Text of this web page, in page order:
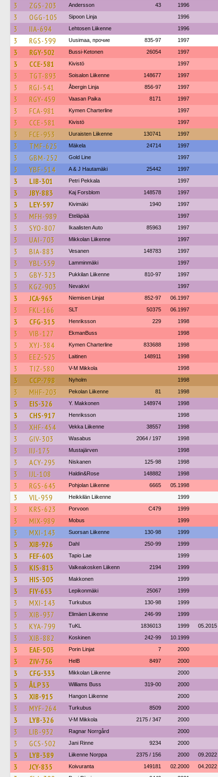
3 ZGS-203 Andersson 43 1996
3 OGG-105 Sipoon Linja 1996
3 IIA-694 Lehtosen Liikenne 1996
3 RGS-599 Uusimaa, прочие 835-97 1997
3 RGY-502 Bussi-Ketonen 26054 1997
3 CCE-581 Kivistö 1997
3 TGT-893 Soisalon Liikenne 148677 1997
3 RGJ-541 Åbergin Linja 856-97 1997
3 RGY-459 Vaasan Paika 8171 1997
3 FCA-981 Kymen Charterline 1997
3 CCE-581 Kivistö 1997
3 FCE-953 Uuraisten Liikenne 130741 1997
3 TMF-625 Mäkela 24714 1997
3 GBM-252 Gold Line 1997
3 YBF-514 A & J Hautamäki 25442 1997
3 LIB-301 Petri Pekkala 1997
3 JBY-883 Kaj Forsblom 148578 1997
3 LEY-597 Kivimäki 1940 1997
3 MFH-989 Eteläpää 1997
3 SYO-807 Ikaalisten Auto 85963 1997
3 UAI-703 Mikkolan Liikenne 1997
3 BIA-883 Vesanen 148783 1997
3 YBL-559 Lamminmäki 1997
3 GBY-323 Pukkilan Liikenne 810-97 1997
3 KGZ-903 Nevakivi 1997
3 JCA-965 Niemisen Linjat 852-97 06.1997
3 FKL-166 SLT 50375 06.1997
3 CFG-315 Henriksson 229 1998
3 VIB-127 EkmanBuss 1998
3 XYJ-384 Kymen Charterline 833688 1998
3 EEZ-525 Laitinen 148911 1998
3 TIZ-580 V-M Mikkola 1998
3 CCP-798 Nyholm 1998
3 MHF-203 Pekolan Liikenne 81 1998
3 EIS-326 Y. Makkonen 148974 1998
3 CHS-917 Henriksson 1998
3 XHF-454 Vekka Liikenne 38557 1998
3 GIV-303 Wasabus 2064 / 197 1998
3 IIJ-175 Mustajärven 1998
3 ACY-295 Niskanen 125-98 1998
3 IJL-108 Haldin&Rose 148882 1998
3 RGS-645 Pohjolan Liikenne 6665 05.1998
3 VIL-959 Heikkilän Liikenne 1999
3 KRS-623 Porvoon C479 1999
3 MIX-989 Mobus 1999
3 MXI-143 Suorsan Liikenne 130-98 1999
3 XIB-926 Dahl 250-99 1999
3 FEF-603 Tapio Lae 1999
3 KIS-813 Valkeakosken Liikenn 2194 1999
3 HIS-305 Makkonen 1999
3 FIY-653 Lepikonmäki 25067 1999
3 MXI-143 Turkubus 130-98 1999
3 XIB-937 Elimäen Liikenne 246-99 1999
3 KYA-799 TuKL 1836013 1999 05.2015
3 XIB-882 Koskinen 242-99 10.1999
3 EAE-503 Porin Linjat 7 2000
3 ZIV-756 HelB 8497 2000
3 CFG-333 Mikkolan Liikenne 2000
3 ÅLP 33 Williams Buss 319-00 2000
3 XIB-915 Hangon Liikenne 2000
3 MYF-264 Turkubus 8509 2000
3 LYB-326 V-M Mikkola 2175 / 347 2000
3 LIB-932 Ragnar Norrgård 2000
3 GCS-502 Jani Rinne 9234 2000
3 LYB-389 Liikenne Norppa 2375 / 156 2000 09.2022
3 JCY-835 Koivuranta 149181 02.2000 04.2022